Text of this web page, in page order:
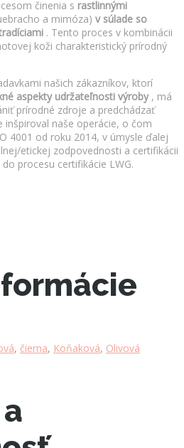
činenia s rastlinnými
a mimóza) v súlade so
. Tento proces v kombinácii
koži charakteristický prírodný
našich zákazníkov, ktorí
aspekty udržateľnosti výroby, má
prírodné zdroje a predchádzať
inšpiroval naše operácie, o čom
4001 od roku 2014, v úmysle ďalej
etickej zodpovednosti a certifikácii
procesu certifikácie LWG.
, čierna, Koňaková, Olivová